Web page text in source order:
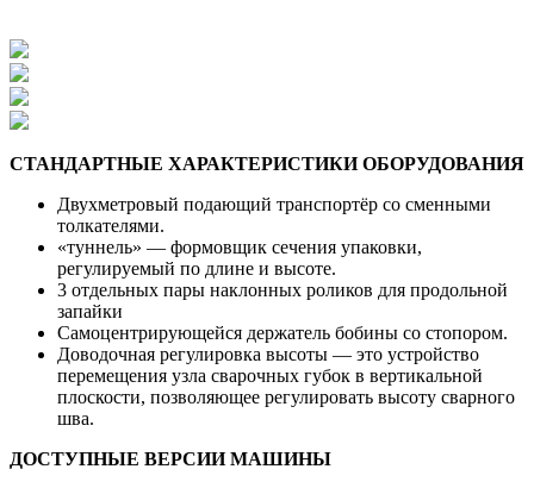
СТАНДАРТНЫЕ ХАРАКТЕРИСТИКИ ОБОРУДОВАНИЯ
Двухметровый подающий транспортёр со сменными
толкателями.
«туннель» — формовщик сечения упаковки,
регулируемый по длине и высоте.
3 отдельных пары наклонных роликов для продольной
запайки
Самоцентрирующейся держатель бобины со стопором.
Доводочная регулировка высоты — это устройство
перемещения узла сварочных губок в вертикальной
плоскости, позволяющее регулировать высоту сварного
шва.
ДОСТУПНЫЕ ВЕРСИИ МАШИНЫ